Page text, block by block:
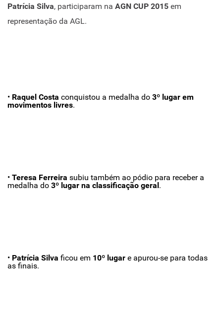
Patrícia Silva, participaram na AGN CUP 2015 em
representação da AGL.
• Raquel Costa conquistou a medalha do 3º lugar em
movimentos livres.
• Teresa Ferreira subiu também ao pódio para receber a
medalha do 3º lugar na classificação geral.
• Patrícia Silva ficou em 10º lugar e apurou-se para todas
as finais.